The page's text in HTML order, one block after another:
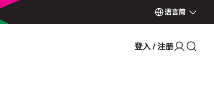
语言简
登入 / 注册